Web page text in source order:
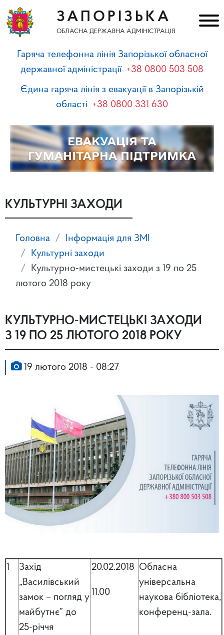
ЗАПОРІЗЬКА
ОБЛАСНА ДЕРЖАВНА АДМІНІСТРАЦІЯ
Гаряча телефонна лінія Запорізької обласної
державної адміністрації +38 0800 503 508
Єдина гаряча лінія з евакуації в Запорізькій
області +38 0800 331 630
КУЛЬТУРНІ ЗАХОДИ
Головна
Інформація для ЗМІ
Культурні заходи
Культурно-мистецькі заходи з 19 по 25
лютого 2018 року
КУЛЬТУРНО-МИСТЕЦЬКІ ЗАХОДИ
З 19 ПО 25 ЛЮТОГО 2018 РОКУ
19 лютого 2018 - 08:27
1
Захід
„Василівський
замок – погляд у
майбутнє” до
25-річчя
20.02.2018
11.00
Обласна
універсальна
наукова бібліотека,
конференц-зала.